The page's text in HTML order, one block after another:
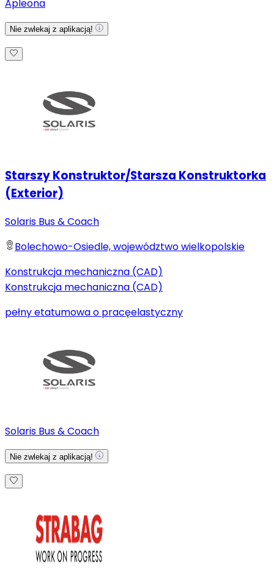
Apleona
Nie zwlekaj z aplikacją!
Starszy Konstruktor/Starsza Konstruktorka
(Exterior)
Solaris Bus & Coach
Bolechowo-Osiedle, województwo wielkopolskie
Konstrukcja mechaniczna (CAD)
Konstrukcja mechaniczna (CAD)
pełny etatumowa o pracęelastyczny
Solaris Bus & Coach
Nie zwlekaj z aplikacją!